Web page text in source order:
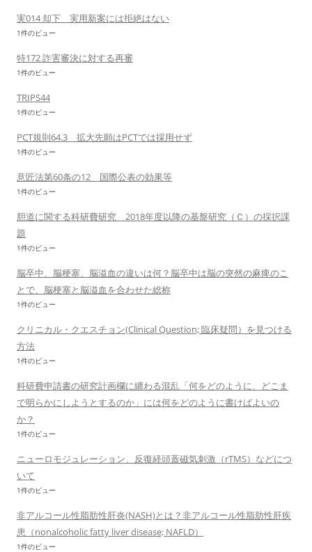
実014 却下 実用新案には拒絶はない
1件のビュー
特172 詐害審決に対する再審
1件のビュー
TRIPS44
1件のビュー
PCT規則64.3 拡大先願はPCTでは採用せず
1件のビュー
意匠法第60条の12 国際公表の効果等
1件のビュー
胆道に関する科研費研究 2018年度以降の基盤研究（Ｃ）の採択課
題
1件のビュー
脳卒中、脳梗塞、脳溢血の違いは何？脳卒中は脳の突然の麻痺のこ
とで、脳梗塞と脳溢血を合わせた総称
1件のビュー
クリニカル・クエスチョン(Clinical Question; 臨床疑問）を見つける
方法
1件のビュー
科研費申請書の研究計画欄に纏わる混乱「何をどのように、どこま
で明らかにしようとするのか」には何をどのように書けばよいの
か？
1件のビュー
ニューロモジュレーション、反復経頭蓋磁気刺激（rTMS）などにつ
いて
1件のビュー
非アルコール性脂肪性肝炎(NASH)とは？非アルコール性脂肪性肝疾
患（nonalcoholic fatty liver disease; NAFLD）
1件のビュー